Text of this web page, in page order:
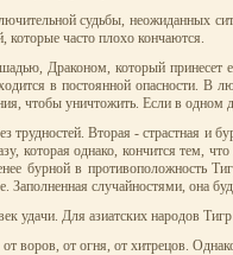
судьбы, неожиданных
часто плохо кончаются.
Драконом, который принесет
в постоянной опасности. В
чтобы уничтожить. Если в
трудностей. Вторая - страстная
которая однако, кончится тем,
бурной в противоположность
случайностями, она
удачи. Для азиатских народов
воров, от огня, от хитрецов.